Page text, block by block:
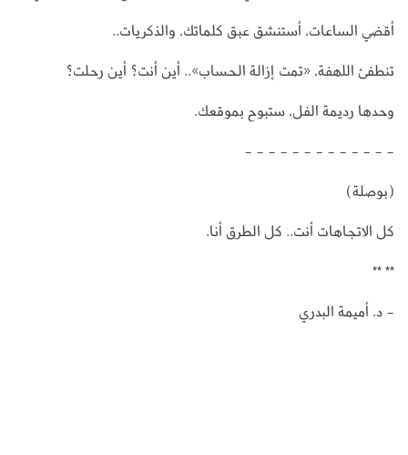
أقضي الساعات، أستنشق عبق كلماتك، والذكريات..
تنطفئ اللهفة، «تمت إزالة الحساب».. أين أنت؟ أين رحلت؟
وحدها رديمة الفل، ستبوح بموقعك.
- - - - - - - - - - - - -
(بوصلة)
كل الاتجاهات أنت.. كل الطرق أنا.
** **
- د. أميمة البدري